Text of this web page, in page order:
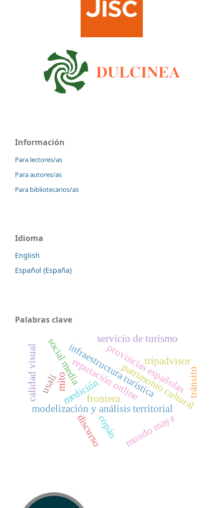
Información
Para lectores/as
Para autores/as
Para bibliotecarios/as
Idioma
English
Español (España)
Palabras clave
patrimonio cultural
reputación online
infraestructura turística
modelización y análisis territorial
mediciónprovincias españolas
tripadvisor
social media
frontera
copán mundo maya
servicio de turismo
mito
discurso
tránsito
usali
calidad visual